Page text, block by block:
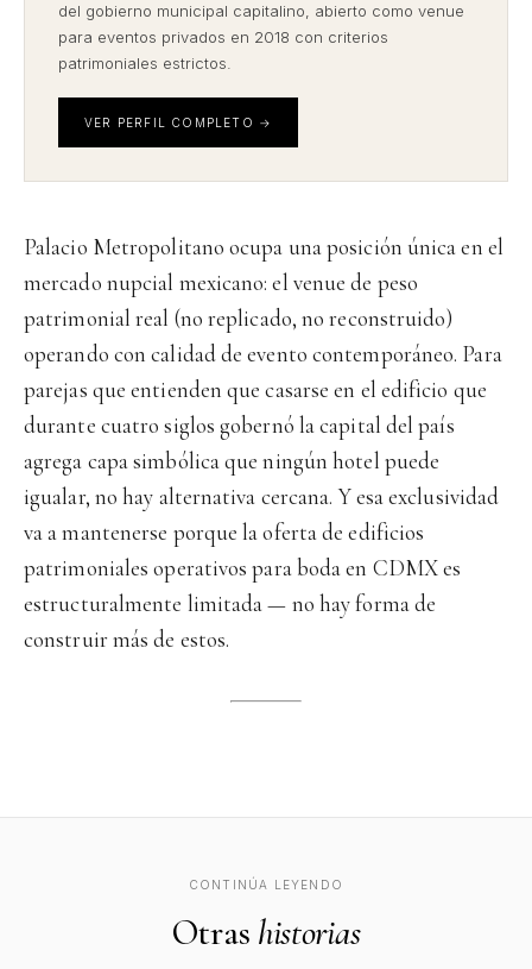
del gobierno municipal capitalino, abierto como venue
para eventos privados en 2018 con criterios
patrimoniales estrictos.
VER PERFIL COMPLETO →
Palacio Metropolitano ocupa una posición única en el
mercado nupcial mexicano: el venue de peso
patrimonial real (no replicado, no reconstruido)
operando con calidad de evento contemporáneo. Para
parejas que entienden que casarse en el edificio que
durante cuatro siglos gobernó la capital del país
agrega capa simbólica que ningún hotel puede
igualar, no hay alternativa cercana. Y esa exclusividad
va a mantenerse porque la oferta de edificios
patrimoniales operativos para boda en CDMX es
estructuralmente limitada — no hay forma de
construir más de estos.
CONTINÚA LEYENDO
Otras historias